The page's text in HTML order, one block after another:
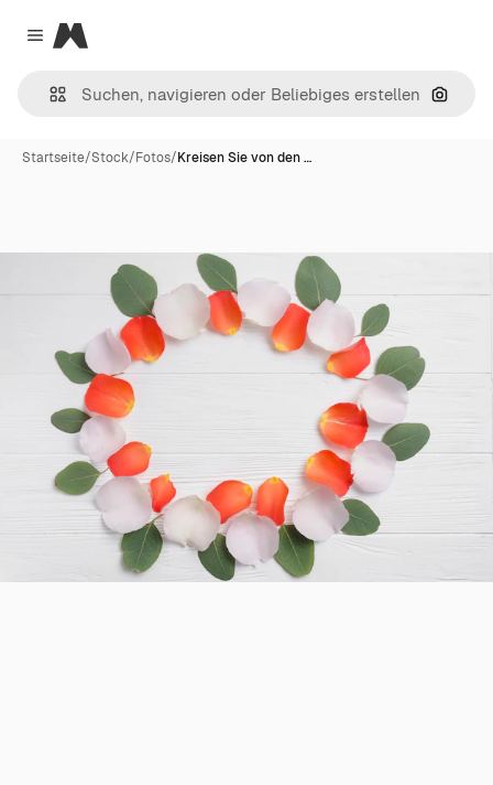
Close menu
Magnific
Nach
Startseite/Stock/Fotos/Kreisen Sie von den …